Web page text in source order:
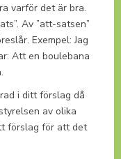
varför det är bra.
Av ”att-satsen”
Exempel: Jag
Att en boulebana
i ditt förslag då
av olika
förslag för att det